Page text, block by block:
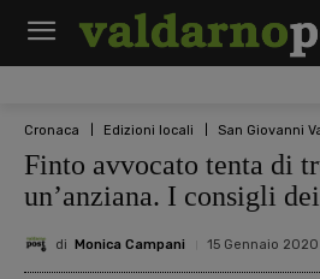
Cronaca Edizioni locali San Giovanni
Finto avvocato tenta di
un’anziana. I consigli
di Monica Campani 15 Gennaio 2020